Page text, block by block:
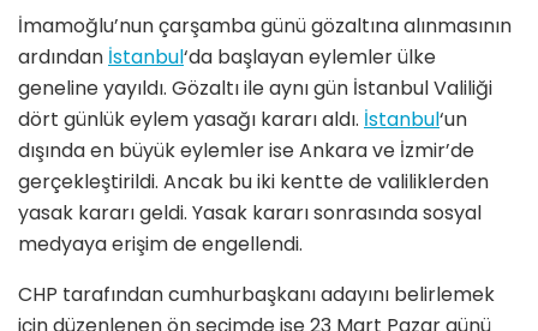
İmamoğlu’nun çarşamba günü gözaltına alınmasının
ardından İstanbul‘da başlayan eylemler ülke
geneline yayıldı. Gözaltı ile aynı gün İstanbul Valiliği
dört günlük eylem yasağı kararı aldı. İstanbul‘un
dışında en büyük eylemler ise Ankara ve İzmir’de
gerçekleştirildi. Ancak bu iki kentte de valiliklerden
yasak kararı geldi. Yasak kararı sonrasında sosyal
medyaya erişim de engellendi.
CHP tarafından cumhurbaşkanı adayını belirlemek